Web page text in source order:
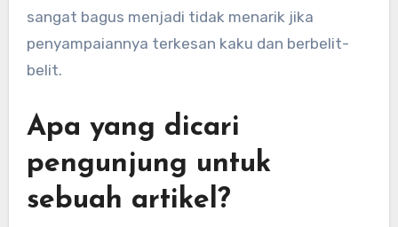
sangat bagus menjadi tidak menarik jika
penyampaiannya terkesan kaku dan berbelit-
belit.
Apa yang dicari
pengunjung untuk
sebuah artikel?